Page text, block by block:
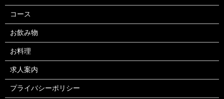
コース
お飲み物
お料理
求人案内
プライバシーポリシー